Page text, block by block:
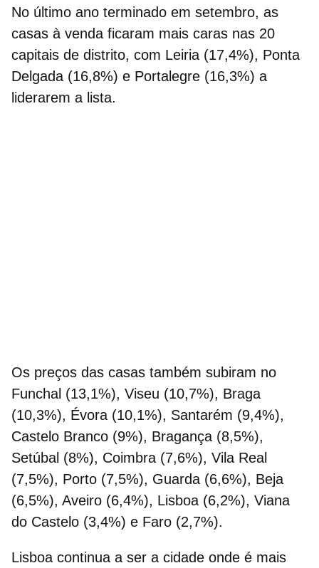
No último ano terminado em setembro, as
casas à venda ficaram mais caras nas 20
capitais de distrito, com Leiria (17,4%), Ponta
Delgada (16,8%) e Portalegre (16,3%) a
liderarem a lista.
Os preços das casas também subiram no
Funchal (13,1%), Viseu (10,7%), Braga
(10,3%), Évora (10,1%), Santarém (9,4%),
Castelo Branco (9%), Bragança (8,5%),
Setúbal (8%), Coimbra (7,6%), Vila Real
(7,5%), Porto (7,5%), Guarda (6,6%), Beja
(6,5%), Aveiro (6,4%), Lisboa (6,2%), Viana
do Castelo (3,4%) e Faro (2,7%).
Lisboa continua a ser a cidade onde é mais